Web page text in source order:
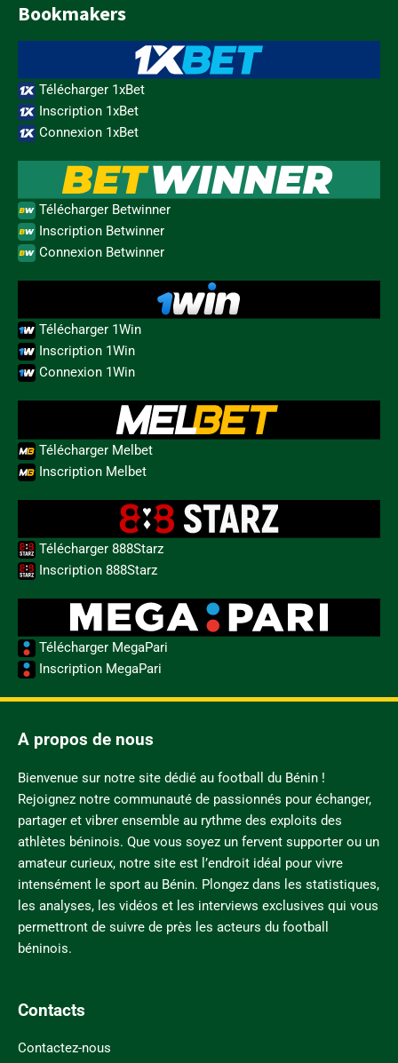
Bookmakers
Télécharger 1xBet
Inscription 1xBet
Connexion 1xBet
Télécharger Betwinner
Inscription Betwinner
Connexion Betwinner
Télécharger 1Win
Inscription 1Win
Connexion 1Win
Télécharger Melbet
Inscription Melbet
Télécharger 888Starz
Inscription 888Starz
Télécharger MegaPari
Inscription MegaPari
A propos de nous
Bienvenue sur notre site dédié au football du Bénin !
Rejoignez notre communauté de passionnés pour échanger,
partager et vibrer ensemble au rythme des exploits des
athlètes béninois. Que vous soyez un fervent supporter ou un
amateur curieux, notre site est l’endroit idéal pour vivre
intensément le sport au Bénin. Plongez dans les statistiques,
les analyses, les vidéos et les interviews exclusives qui vous
permettront de suivre de près les acteurs du football
béninois.
Contacts
Contactez-nous